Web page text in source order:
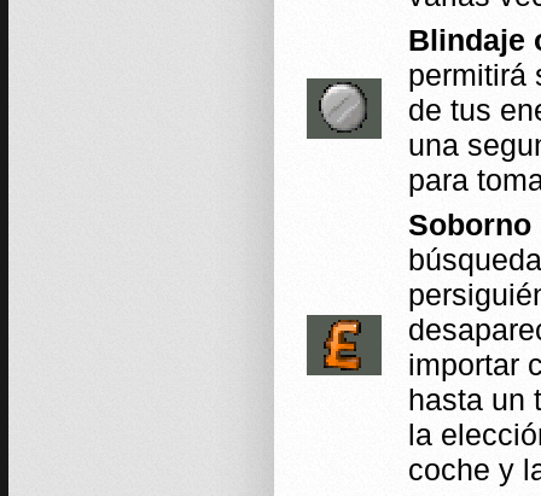
Blindaje
permitirá
de tus
una
para
Soborno
importar
hasta un
la
coche y